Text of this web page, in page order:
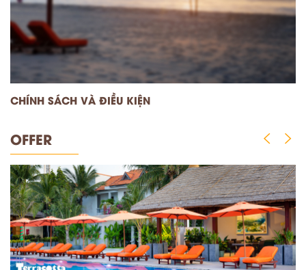
CHÍNH SÁCH VÀ ĐIỀU KIỆN
OFFER